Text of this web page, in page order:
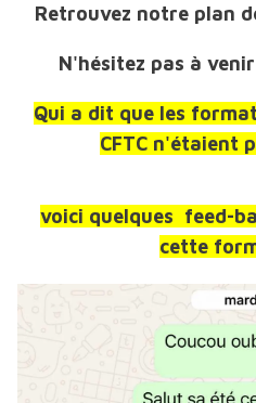
Retrouvez notre plan
N'hésitez pas à
Qui a dit que les
CFTC n'étaient
voici quelques feed-
cette